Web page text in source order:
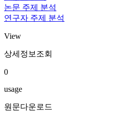
논문 주제 분석
연구자 주제 분석
View
상세정보조회
0
usage
원문다운로드